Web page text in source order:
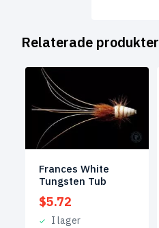
Relaterade produkter
Frances White
Tungsten Tub
$5.72
I lager